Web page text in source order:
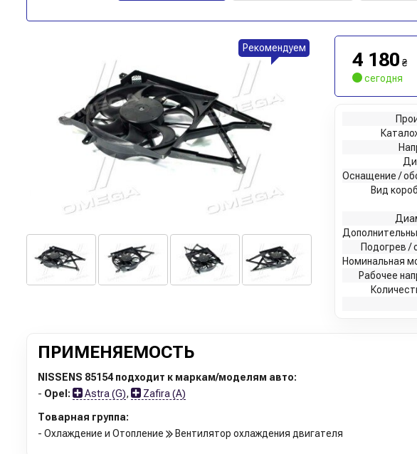
Рекомендуем
4 180 ₴
сегодня
Оснащение /
Вид
Подогрев /
Рабочее
ПРИМЕНЯЕМОСТЬ
NISSENS 85154 подходит к маркам/моделям авто:
- Opel: Astra (G), Zafira (A)
Товарная группа:
- Охлаждение и Отопление
Вентилятор охлаждения двигателя